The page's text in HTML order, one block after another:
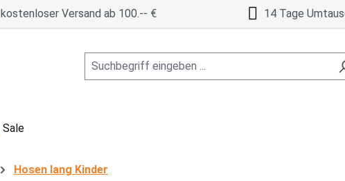
kostenloser Versand ab 100.-- € 14 Tage
Sale
Hosen lang Kinder